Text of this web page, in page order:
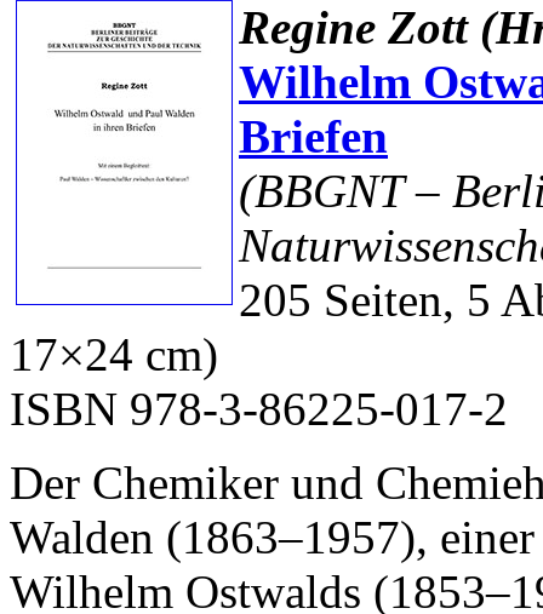
Regine Zott
Wilhelm
Briefen
(BBGNT –
205 Seiten, 5
17×24 cm)
ISBN 978-3-86225-017-2
Der Chemiker und
Walden (1863–1957),
Wilhelm Ostwalds